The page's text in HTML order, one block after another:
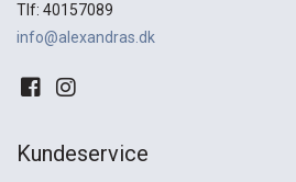
Tlf: 40157089
info@alexandras.dk
Kundeservice